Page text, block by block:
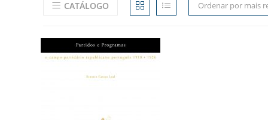
CATÁLOGO Ordenar por mais